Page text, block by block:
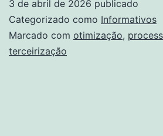
Com
3 de abril de 2026 publicado
Categorizado como Informativos
Marcado com otimização,
terceirização